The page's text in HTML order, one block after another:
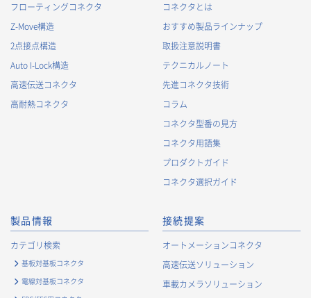
フローティングコネクタ
Z-Move構造
2点接点構造
Auto I-Lock構造
高速伝送コネクタ
高耐熱コネクタ
コネクタとは
おすすめ製品ラインナップ
取扱注意説明書
テクニカルノート
先進コネクタ技術
コラム
コネクタ型番の見方
コネクタ用語集
プロダクトガイド
コネクタ選択ガイド
製品情報
カテゴリ検索
基板対基板コネクタ
電線対基板コネクタ
接続提案
オートメーションコネクタ
高速伝送ソリューション
車載カメラソリューション